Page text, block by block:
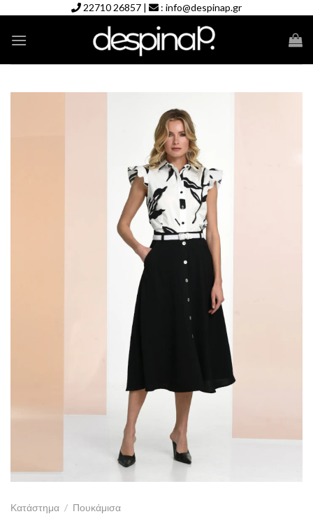
content
22710 26857 | : info@despinap.gr
Κατάστημα / Πουκάμισα